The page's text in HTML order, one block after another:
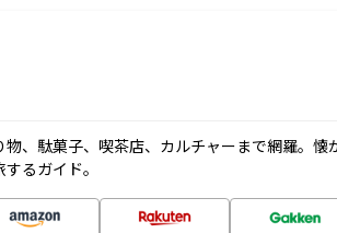
、駄菓子、喫茶店、カルチャーまで網羅。懐
るガイド。